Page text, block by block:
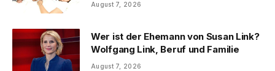
August 7, 2026
Wer ist der Ehemann von Susan Link?
Wolfgang Link, Beruf und Familie
August 7, 2026